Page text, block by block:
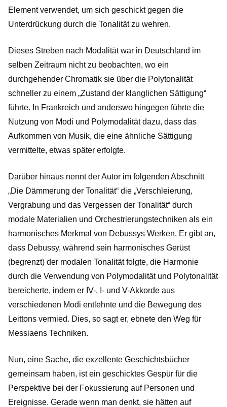
Element verwendet, um sich geschickt gegen die
Unterdrückung durch die Tonalität zu wehren.
Dieses Streben nach Modalität war in Deutschland im
selben Zeitraum nicht zu beobachten, wo ein
durchgehender Chromatik sie über die Polytonalität
schneller zu einem „Zustand der klanglichen Sättigung“
führte. In Frankreich und anderswo hingegen führte die
Nutzung von Modi und Polymodalität dazu, dass das
Aufkommen von Musik, die eine ähnliche Sättigung
vermittelte, etwas später erfolgte.
Darüber hinaus nennt der Autor im folgenden Abschnitt
„Die Dämmerung der Tonalität“ die „Verschleierung,
Vergrabung und das Vergessen der Tonalität“ durch
modale Materialien und Orchestrierungstechniken als ein
harmonisches Merkmal von Debussys Werken. Er gibt an,
dass Debussy, während sein harmonisches Gerüst
(begrenzt) der modalen Tonalität folgte, die Harmonie
durch die Verwendung von Polymodalität und Polytonalität
bereicherte, indem er IV-, I- und V-Akkorde aus
verschiedenen Modi entlehnte und die Bewegung des
Leittons vermied. Dies, so sagt er, ebnete den Weg für
Messiaens Techniken.
Nun, eine Sache, die exzellente Geschichtsbücher
gemeinsam haben, ist ein geschicktes Gespür für die
Perspektive bei der Fokussierung auf Personen und
Ereignisse. Gerade wenn man denkt, sie hätten auf